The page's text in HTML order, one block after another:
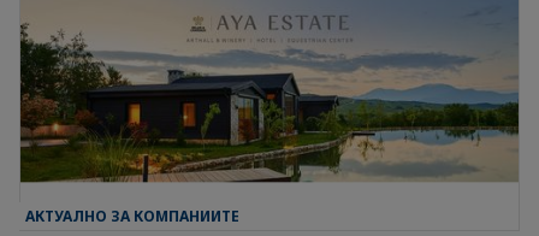
АКТУАЛНО ЗА КОМПАНИИТЕ